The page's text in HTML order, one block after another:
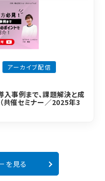
アーカイブ配信
事例まで、課題解決と成
共催セミナー／2025年3
を見る